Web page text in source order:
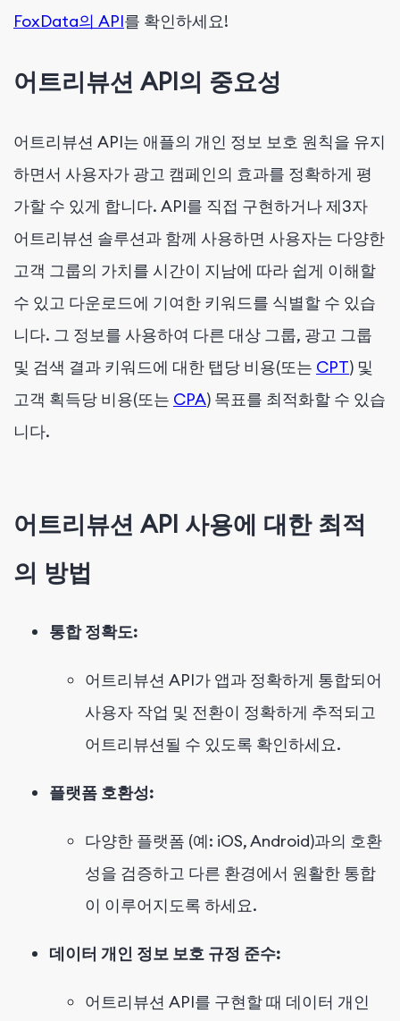
FoxData의 API를 확인하세요!
어트리뷰션 API의 중요성
어트리뷰션 API는 애플의 개인 정보 보호 원칙을 유지
하면서 사용자가 광고 캠페인의 효과를 정확하게 평
가할 수 있게 합니다. API를 직접 구현하거나 제3자
어트리뷰션 솔루션과 함께 사용하면 사용자는 다양한
고객 그룹의 가치를 시간이 지남에 따라 쉽게 이해할
수 있고 다운로드에 기여한 키워드를 식별할 수 있습
니다. 그 정보를 사용하여 다른 대상 그룹, 광고 그룹
및 검색 결과 키워드에 대한 탭당 비용(또는 CPT) 및
고객 획득당 비용(또는 CPA) 목표를 최적화할 수 있습
니다.
어트리뷰션 API 사용에 대한 최적
의 방법
통합 정확도:
어트리뷰션 API가 앱과 정확하게 통합되어
사용자 작업 및 전환이 정확하게 추적되고
어트리뷰션될 수 있도록 확인하세요.
플랫폼 호환성:
다양한 플랫폼 (예: iOS, Android)과의 호환
성을 검증하고 다른 환경에서 원활한 통합
이 이루어지도록 하세요.
데이터 개인 정보 보호 규정 준수:
어트리뷰션 API를 구현할 때 데이터 개인